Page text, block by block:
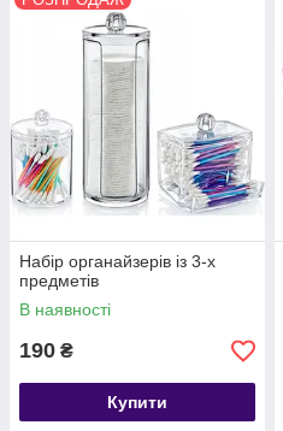
Набір органайзерів із 3-х
предметів
В наявності
190 ₴
Купити